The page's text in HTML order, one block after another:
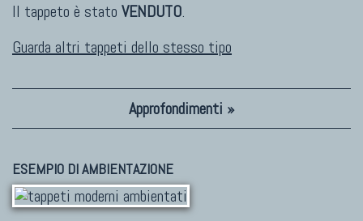
Il tappeto è stato VENDUTO.
Guarda altri tappeti dello stesso tipo
Approfondimenti »
ESEMPIO DI AMBIENTAZIONE